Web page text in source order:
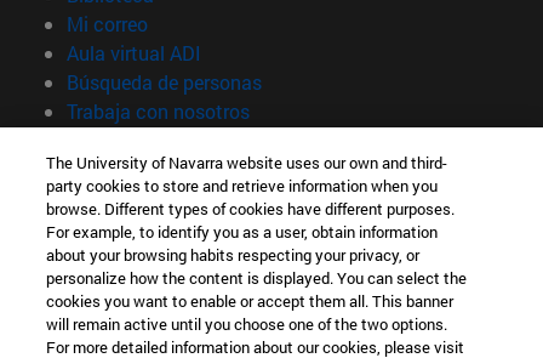
Mi correo(abre en nueva ventana)
Aula virtual ADI
Búsqueda de personas(abre en nueva ventana)
Trabaja con nosotros(abre en nueva ventana)
Información
TFNO +34 948 42 56 00
¿QUÉ GRADO TE INTERESA?
¿QUÉ MÁSTER TE INTERESA?
© Universidad de Navarra
Información legal
The University of Navarra website uses our own and third-
party cookies to store and retrieve information when you
browse. Different types of cookies have different purposes.
For example, to identify you as a user, obtain information
about your browsing habits respecting your privacy, or
personalize how the content is displayed. You can select the
cookies you want to enable or accept them all. This banner
will remain active until you choose one of the two options.
For more detailed information about our cookies, please visit